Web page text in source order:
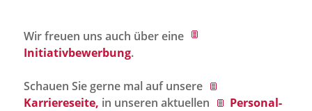
Historie
bbw als Arbeitgeber
Wir freuen uns auch über eine
Initiativbewerbung.
Schauen Sie gerne mal auf unsere
Karriereseite, in unseren aktuellen
Personal-